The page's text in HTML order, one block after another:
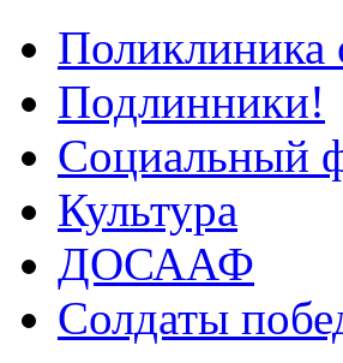
Поликлиника
Подлинники!
Социальный
Культура
ДОСААФ
Солдаты